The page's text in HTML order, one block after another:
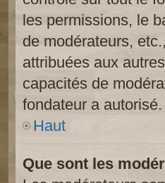
les permissions, le
de modérateurs,
attribuées aux
capacités de
fondateur a autorisé.
Haut
Que sont les